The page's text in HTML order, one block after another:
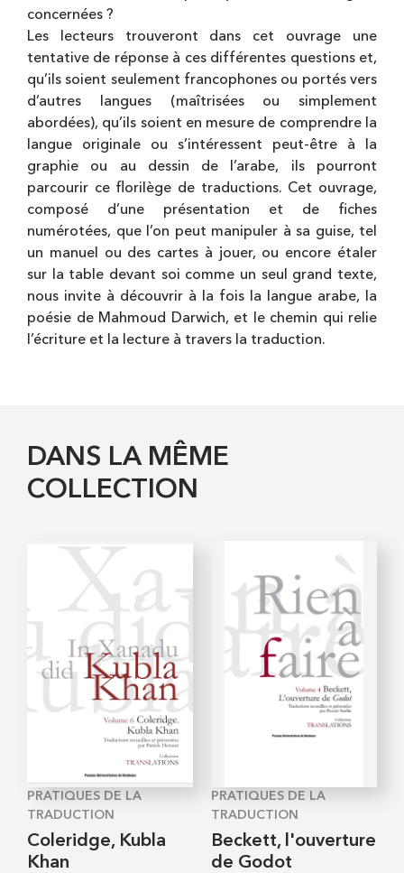
concernées ?
Les lecteurs trouveront dans cet ouvrage une
tentative de réponse à ces différentes questions et,
qu’ils soient seulement francophones ou portés vers
d’autres langues (maîtrisées ou simplement
abordées), qu’ils soient en mesure de comprendre la
langue originale ou s’intéressent peut-être à la
graphie ou au dessin de l’arabe, ils pourront
parcourir ce florilège de traductions. Cet ouvrage,
composé d’une présentation et de fiches
numérotées, que l’on peut manipuler à sa guise, tel
un manuel ou des cartes à jouer, ou encore étaler
sur la table devant soi comme un seul grand texte,
nous invite à découvrir à la fois la langue arabe, la
poésie de Mahmoud Darwich, et le chemin qui relie
l’écriture et la lecture à travers la traduction.
DANS LA MÊME
COLLECTION
PRATIQUES DE LA
TRADUCTION
Coleridge, Kubla
Khan
PRATIQUES DE LA
TRADUCTION
Beckett, l'ouverture
de Godot